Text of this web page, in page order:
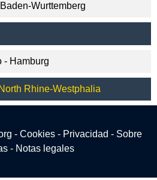
Wurttemberg
- Hamburg
Rhine-Westphalia
- Cookies - Privacidad - Sobre
- Notas legales